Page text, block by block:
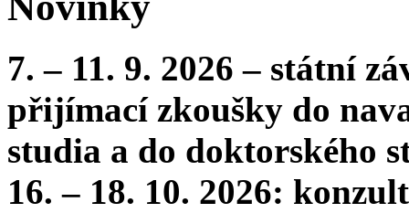
7. – 11. 9. 2026 – státní
přijímací zkoušky do
studia a do doktorského
16. – 18. 10. 2026: